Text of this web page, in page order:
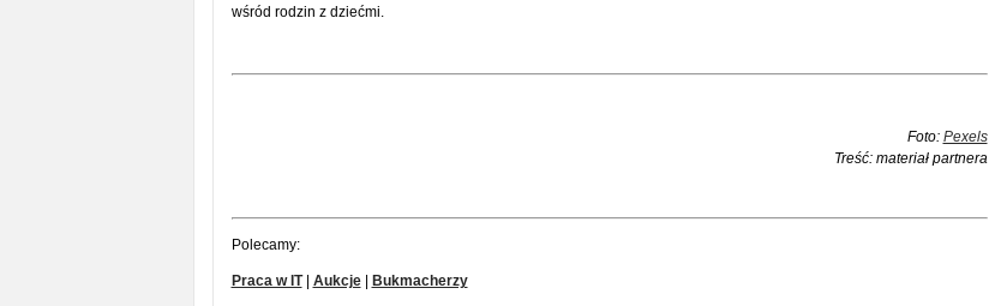
wśród rodzin z dziećmi.
Foto: Pexels
Treść: materiał partnera
Polecamy:
Praca w IT| Aukcje| Bukmacherzy